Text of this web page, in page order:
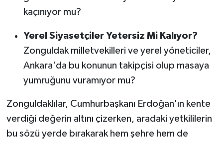
kaçınıyor mu?
Yerel Siyasetçiler Yetersiz Mi Kalıyor?
Zonguldak milletvekilleri ve yerel yöneticiler,
Ankara'da bu konunun takipçisi olup masaya
yumruğunu vuramıyor mu?
Zonguldaklılar, Cumhurbaşkanı Erdoğan'ın kente
verdiği değerin altını çizerken, aradaki yetkililerin
bu sözü yerde bırakarak hem şehre hem de